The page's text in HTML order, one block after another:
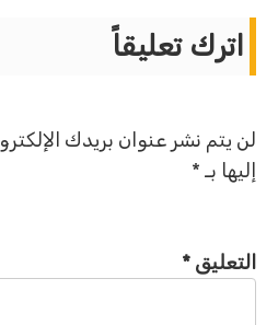
اترك تعليقاً
لن يتم نشر عنوان بريدك الإلكتروني.
إليها بـ *
التعليق*